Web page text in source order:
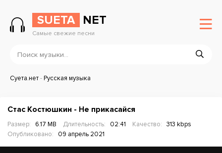
SUETA NET
Самые свежие песни
Суета.нет-Русская музыка
Стас Костюшкин - Не прикасайся
Размер: 6.17 MB Длительность: 02:41 Качество:
313 kbps
Опубликовано:
09 апрель 2021